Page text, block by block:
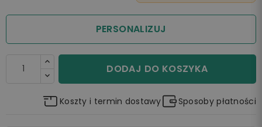
PERSONALIZUJ
DODAJ DO KOSZYKA
Koszty i termin dostawy Sposoby płatności